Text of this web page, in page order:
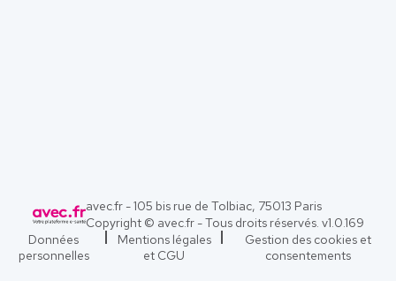
avec.fr - 105 bis rue de Tolbiac, 75013 Paris
Copyright © avec.fr - Tous droits réservés. v1.0.169
Données
personnelles
Mentions légales
et CGU
Gestion des cookies et
consentements